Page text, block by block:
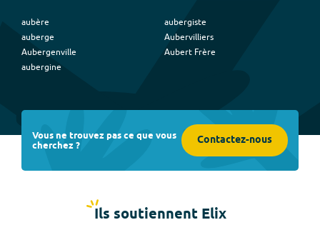
aubère
auberge
Aubergenville
aubergine
aubergiste
Aubervilliers
Aubert Frère
Vous ne trouvez pas ce que vous
cherchez ? Contactez-nous
Ils soutiennent Elix